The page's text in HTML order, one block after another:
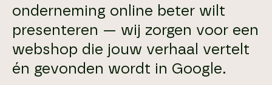
onderneming online beter wilt
presenteren — wij zorgen voor een
webshop die jouw verhaal vertelt
én gevonden wordt in Google.